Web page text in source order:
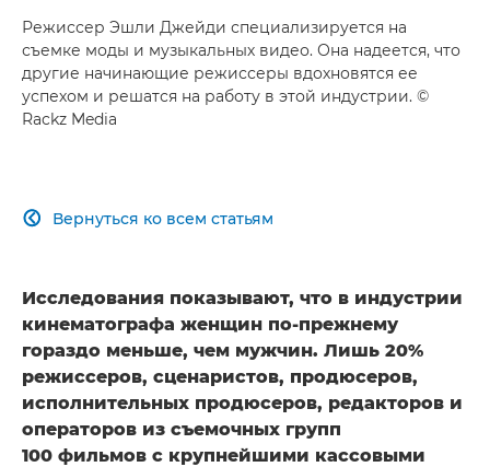
Режиссер Эшли Джейди специализируется на
съемке моды и музыкальных видео. Она надеется, что
другие начинающие режиссеры вдохновятся ее
успехом и решатся на работу в этой индустрии. ©
Rackz Media
Вернуться ко всем статьям

Исследования показывают, что в индустрии
кинематографа женщин по-прежнему
гораздо меньше, чем мужчин. Лишь 20%
режиссеров, сценаристов, продюсеров,
исполнительных продюсеров, редакторов и
операторов из съемочных групп
100 фильмов с крупнейшими кассовыми